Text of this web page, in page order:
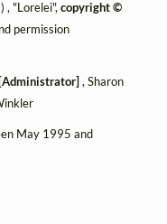
, "Lorelei",copyright ©
permission
[Administrator] , Sharon
May 1995 and